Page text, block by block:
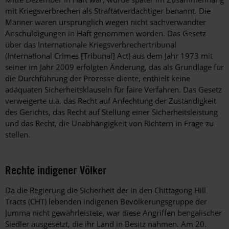
mit Kriegsverbrechen als Straftatverdächtiger benannt. Die
Männer waren ursprünglich wegen nicht sachverwandter
Anschuldigungen in Haft genommen worden. Das Gesetz
über das Internationale Kriegsverbrechertribunal
(International Crimes [Tribunal] Act) aus dem Jahr 1973 mit
seiner im Jahr 2009 erfolgten Änderung, das als Grundlage für
die Durchführung der Prozesse diente, enthielt keine
adäquaten Sicherheitsklauseln für faire Verfahren. Das Gesetz
verweigerte u.a. das Recht auf Anfechtung der Zuständigkeit
des Gerichts, das Recht auf Stellung einer Sicherheitsleistung
und das Recht, die Unabhängigkeit von Richtern in Frage zu
stellen.
Rechte indigener Völker
Da die Regierung die Sicherheit der in den Chittagong Hill
Tracts (CHT) lebenden indigenen Bevölkerungsgruppe der
Jumma nicht gewährleistete, war diese Angriffen bengalischer
Siedler ausgesetzt, die ihr Land in Besitz nahmen. Am 20.